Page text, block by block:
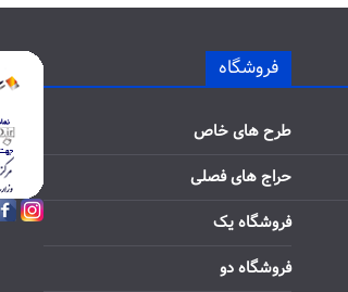
فروشگاه
طرح های خاص
حراج های فصلی
فروشگاه یک
فروشگاه دو